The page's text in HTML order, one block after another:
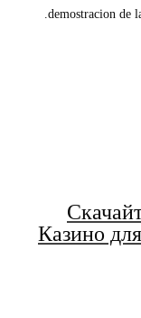
demostracion de
Казино